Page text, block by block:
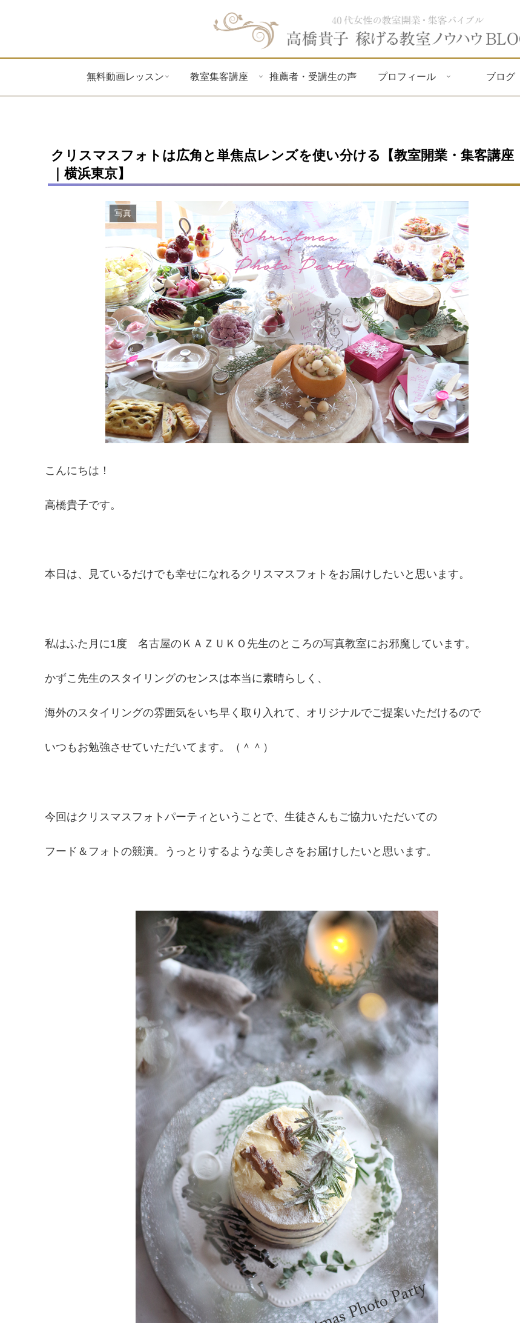
無料動画レッスン 教室集客講座 推薦者・受講生の声 プロフィール ブログ
クリスマスフォトは広角と単焦点レンズを使い分ける【教室開業・集客講座
｜横浜東京】
写真
こんにちは！
高橋貴子です。
本日は、見ているだけでも幸せになれるクリスマスフォトをお届けしたいと思います。
私はふた月に1度 名古屋のＫＡＺＵＫＯ先生のところの写真教室にお邪魔しています。
かずこ先生のスタイリングのセンスは本当に素晴らしく、
海外のスタイリングの雰囲気をいち早く取り入れて、オリジナルでご提案いただけるので
いつもお勉強させていただいてます。（＾＾）
今回はクリスマスフォトパーティということで、生徒さんもご協力いただいての
フード＆フォトの競演。うっとりするような美しさをお届けしたいと思います。